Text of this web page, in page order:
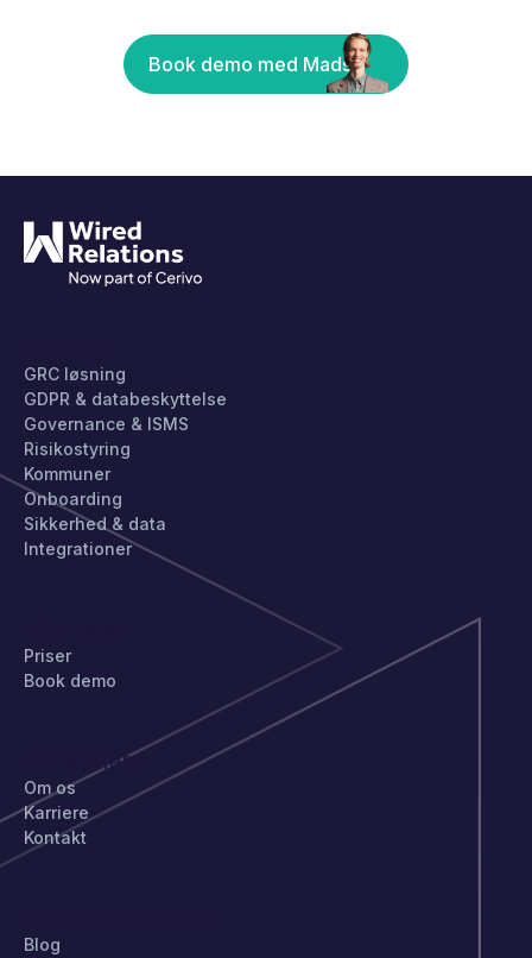
Book demo med Mads
GRC løsning
GDPR & databeskyttelse
Governance & ISMS
Risikostyring
Kommuner
Onboarding
Sikkerhed & data
Integrationer
Priser
Book demo
VIRKSOMHED
Om os
Karriere
Kontakt
Blog